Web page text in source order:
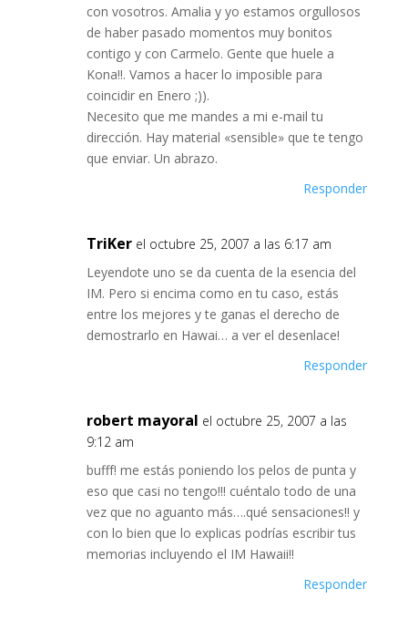
con vosotros. Amalia y yo estamos orgullosos
de haber pasado momentos muy bonitos
contigo y con Carmelo. Gente que huele a
Kona!!. Vamos a hacer lo imposible para
coincidir en Enero ;)).
Necesito que me mandes a mi e-mail tu
dirección. Hay material «sensible» que te tengo
que enviar. Un abrazo.
Responder
TriKer el octubre 25, 2007 a las 6:17 am
Leyendote uno se da cuenta de la esencia del
IM. Pero si encima como en tu caso, estás
entre los mejores y te ganas el derecho de
demostrarlo en Hawai… a ver el desenlace!
Responder
robert mayoral el octubre 25, 2007 a las
9:12 am
bufff! me estás poniendo los pelos de punta y
eso que casi no tengo!!! cuéntalo todo de una
vez que no aguanto más….qué sensaciones!! y
con lo bien que lo explicas podrías escribir tus
memorias incluyendo el IM Hawaii!!
Responder